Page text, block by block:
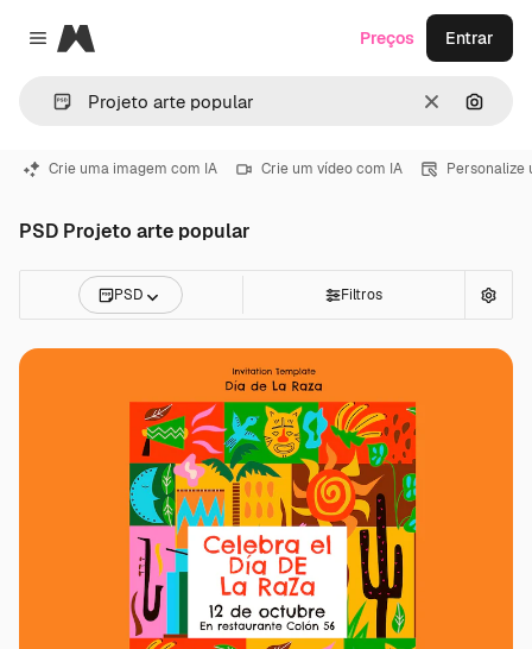
Close menu
Magnific
Limpar
Preços Entrar
Crie uma imagem com IA Crie um vídeo com IA Personalize
PSD Projeto arte popular
PSD Filtros